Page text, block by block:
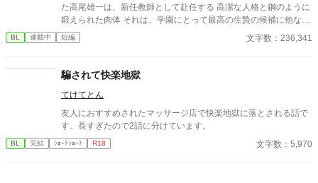
た高尾雄一は、新任教師として赴任する 高潔な人格と鋼のように
鍛えられた肉体 それは、学園にとって最高の生贄の候補に他なら
なかった 至高の筋肉を持つ、精神を削られ意志をなくした青年を
太古の神に捧げるため、“水”、“風”、“土”の信奉者達が暗躍する 意
校で繰り広げられるダークファンタジー
BL 連載中 短編 文字数：236,341
騙されて快楽地獄
てけてとん
友人におすすめされたマッサージ店で快楽地獄に落とされる話で
す。長すぎたので2話に分けています。
BL 完結 ｼｮｰﾄｼｮｰﾄ R18 文字数：5,970